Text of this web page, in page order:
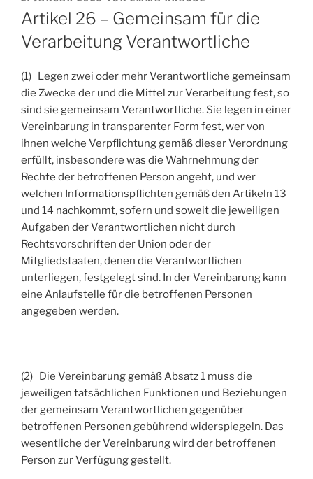
AM
Artikel 26 – Gemeinsam für die
Verarbeitung Verantwortliche
(1) Legen zwei oder mehr Verantwortliche gemeinsam
die Zwecke der und die Mittel zur Verarbeitung fest, so
sind sie gemeinsam Verantwortliche. Sie legen in einer
Vereinbarung in transparenter Form fest, wer von
ihnen welche Verpflichtung gemäß dieser Verordnung
erfüllt, insbesondere was die Wahrnehmung der
Rechte der betroffenen Person angeht, und wer
welchen Informationspflichten gemäß den Artikeln 13
und 14 nachkommt, sofern und soweit die jeweiligen
Aufgaben der Verantwortlichen nicht durch
Rechtsvorschriften der Union oder der
Mitgliedstaaten, denen die Verantwortlichen
unterliegen, festgelegt sind. In der Vereinbarung kann
eine Anlaufstelle für die betroffenen Personen
angegeben werden.
(2) Die Vereinbarung gemäß Absatz 1 muss die
jeweiligen tatsächlichen Funktionen und Beziehungen
der gemeinsam Verantwortlichen gegenüber
betroffenen Personen gebührend widerspiegeln. Das
wesentliche der Vereinbarung wird der betroffenen
Person zur Verfügung gestellt.